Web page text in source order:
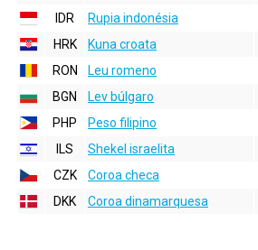
IDR
Rupia indonésia
HRK
Kuna croata
RON
Leu romeno
BGN
Lev búlgaro
PHP
Peso filipino
ILS
Shekel israelita
CZK
Coroa checa
DKK
Coroa dinamarquesa